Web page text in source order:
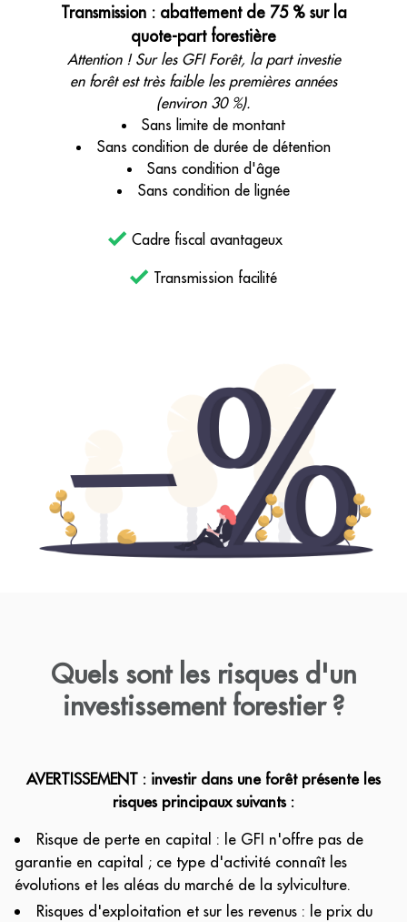
Transmission : abattement de 75 % sur la
quote-part forestière
Attention ! Sur les GFI Forêt, la part investie
en forêt est très faible les premières années
(environ 30 %).
Sans limite de montant
Sans condition de durée de détention
Sans condition d'âge
Sans condition de lignée
Cadre fiscal avantageux
Transmission facilité
Quels sont les risques d'un
investissement forestier ?
AVERTISSEMENT : investir dans une forêt présente les
risques principaux suivants :
Risque de perte en capital : le GFI n'offre pas de
garantie en capital ; ce type d'activité connaît les
évolutions et les aléas du marché de la sylviculture.
Risques d'exploitation et sur les revenus : le prix du